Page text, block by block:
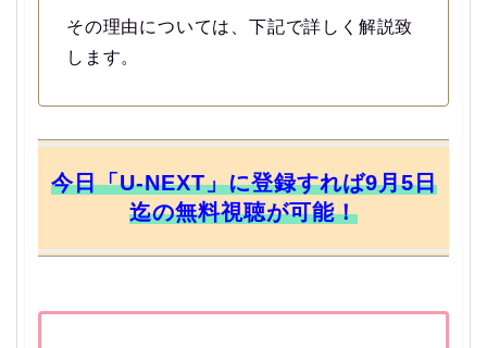
その理由については、下記で詳しく解説致
します。
今日「U-NEXT」に登録すれば9月5日
迄の無料視聴が可能！